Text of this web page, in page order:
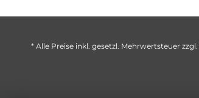
* Alle Preise inkl. gesetzl. Mehrwertsteuer zzgl.